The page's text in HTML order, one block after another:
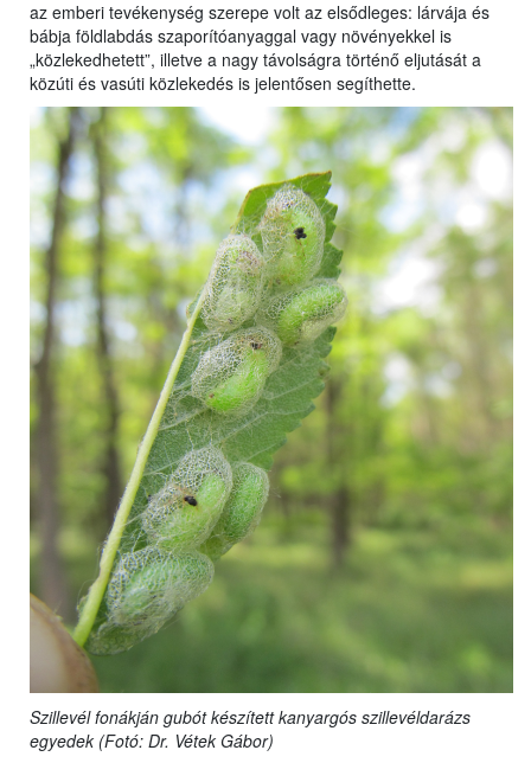
az emberi tevékenység szerepe volt az elsődleges: lárvája és
bábja földlabdás szaporítóanyaggal vagy növényekkel is
„közlekedhetett”, illetve a nagy távolságra történő eljutását a
közúti és vasúti közlekedés is jelentősen segíthette.
Szillevél fonákján gubót készített kanyargós szillevéldarázs
egyedek (Fotó: Dr. Vétek Gábor)